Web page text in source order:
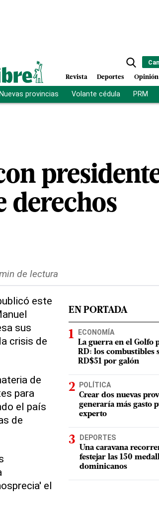
Revista Deportes Opinión
Nuevas provincias Volante cédula PRM
derechos
de lectura
este
sus
crisis de
de
para
el país
de
el
EN PORTADA
ECONOMÍA
La guerra en el Golfo
RD: los combustibles
RD$51 por galón
POLÍTICA
Crear dos nuevas
generaría más gasto
experto
DEPORTES
Una caravana
festejar las 150
dominicanos